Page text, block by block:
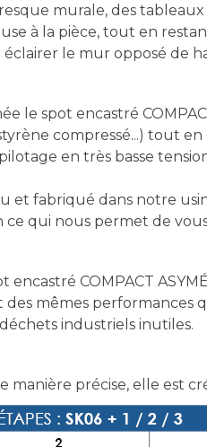
murale, des
à la pièce, tout en
le mur opposé de
le spot encastré
compressé...) tout
en très basse
et fabriqué dans notre
qui nous permet de
encastré COMPACT
mêmes performances
industriels inutiles.
précise, elle est